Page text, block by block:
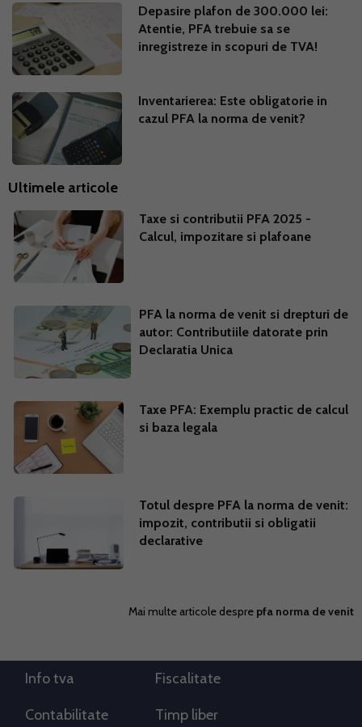
Depasire plafon de 300.000 lei:
Atentie, PFA trebuie sa se
inregistreze in scopuri de TVA!
Inventarierea: Este obligatorie in
cazul PFA la norma de venit?
Ultimele articole
Taxe si contributii PFA 2025 -
Calcul, impozitare si plafoane
PFA la norma de venit si drepturi de
autor: Contributiile datorate prin
Declaratia Unica
Taxe PFA: Exemplu practic de calcul
si baza legala
Totul despre PFA la norma de venit:
impozit, contributii si obligatii
declarative
Mai multe articole despre pfa norma de venit
Info tva Fiscalitate
Contabilitate Timp liber